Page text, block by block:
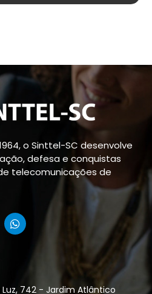
o Sinttel-SC desenvolve
defesa e conquistas
telecomunicações de
Luz, 742 - Jardim Atlântico